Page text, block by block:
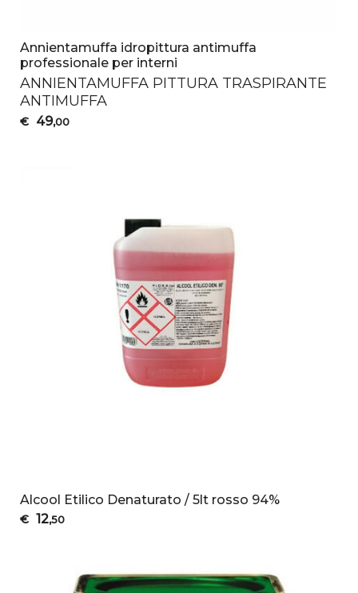
Annientamuffa idropittura antimuffa
professionale per interni
ANNIENTAMUFFA PITTURA TRASPIRANTE
ANTIMUFFA
€ 49,00
Alcool Etilico Denaturato / 5lt rosso 94%
€ 12,50